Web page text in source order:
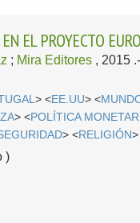
EL PROYECTO
; Mira Editores , 2015
> <EE.UU> <
> <POLÍTICA
> <RELIGIÓN
)